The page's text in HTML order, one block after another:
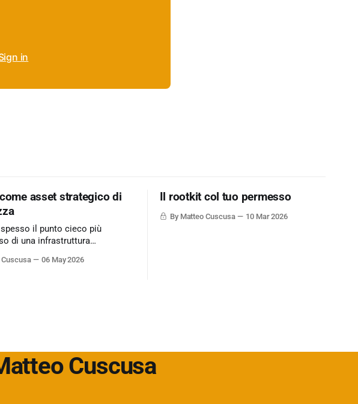
in
asset strategico di
spesso il punto cieco più
di una infrastruttura
come l’esfiltrazione dati via
Cuscusa 06 May 2026
Il rootkit col tuo permesso
By Matteo Cuscusa 10 Mar 2026
Cuscusa